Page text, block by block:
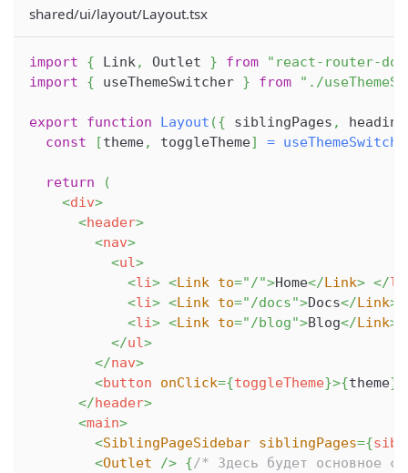
shared/ui/layout/Layout.tsx
import { Link, Outlet } from
"react-router-
import
{ useThemeSwitcher } from "./
export function Layout ({ siblingPages ,
const
[theme, toggleTheme] =
return
(
<div>
<header>
<nav>
<ul>
<li> <Link to="/">Home</Link> </li
<li> <Link to="/docs">Docs</Link>
<li> <Link to="/blog">Blog</Link>
</ul>
</nav>
<button onClick={toggleTheme}>{theme}
</header>
<main>
<SiblingPageSidebar siblingPages={
<Outlet /> {/* Здесь будет основное